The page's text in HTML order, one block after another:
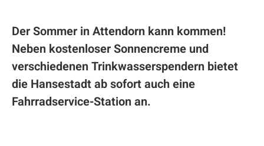
Der Sommer in Attendorn kann kommen!
Neben kostenloser Sonnencreme und
verschiedenen Trinkwasserspendern bietet
die Hansestadt ab sofort auch eine
Fahrradservice-Station an.